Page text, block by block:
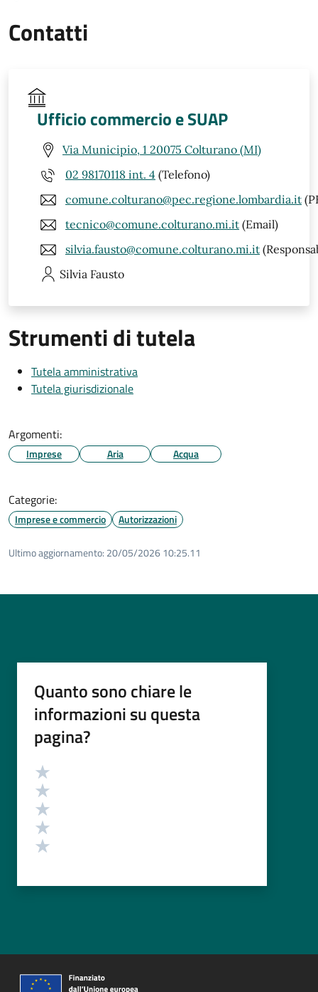
Contatti
Ufficio commercio e SUAP
Via Municipio, 1 20075 Colturano (MI)
02 98170118 int. 4 (Telefono)
comune.colturano@pec.regione.lombardia.it
tecnico@comune.colturano.mi.it (Email)
silvia.fausto@comune.colturano.mi.it
Silvia Fausto
Strumenti di tutela
Tutela amministrativa
Tutela giurisdizionale
Argomenti:
Imprese Aria Acqua
Categorie:
Imprese e commercio Autorizzazioni
Ultimo aggiornamento: 20/05/2026 10:25.11
Quanto sono chiare le
informazioni su questa
pagina?
Valutazione